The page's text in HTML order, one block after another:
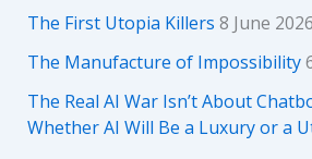
The First Utopia Killers 8 June 2026
The Manufacture of Impossibility
The Real AI War Isn’t About
Whether AI Will Be a Luxury or a